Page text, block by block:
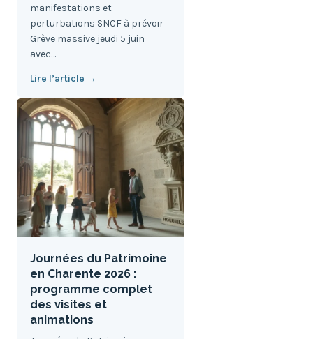
manifestations et
perturbations SNCF à prévoir
Grève massive jeudi 5 juin
avec…
Lire l’article →
Journées du Patrimoine
en Charente 2026 :
programme complet
des visites et
animations